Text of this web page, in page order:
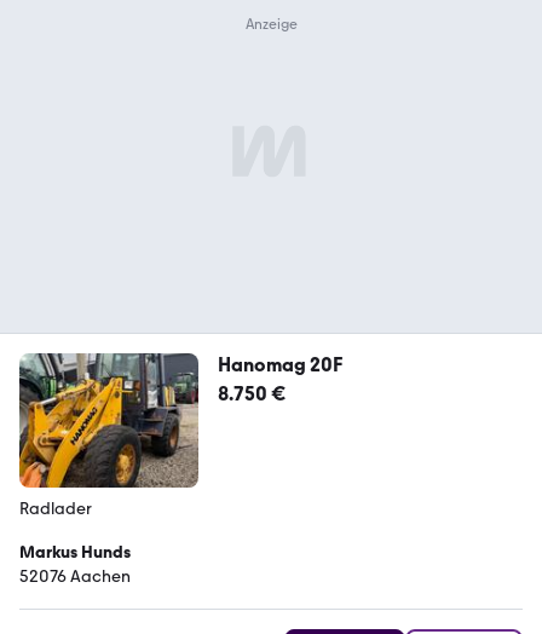
Hanomag 20F
8.750 €
Radlader
Markus Hunds
52076 Aachen